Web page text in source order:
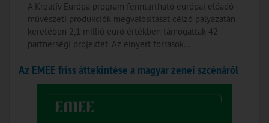
A Kreatív Európa program fenntartható európai előadó-
művészeti produkciók megvalósítását célzó pályázatán
keretében 2,1 millió euró értékben támogattak 42
partnerségi projektet. Az elnyert források...
Az EMEE friss áttekintése a magyar zenei szcénáról